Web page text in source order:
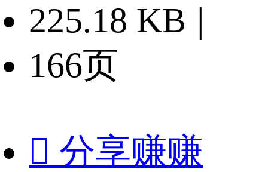
225.18 KB |
166页
 分享赚赚